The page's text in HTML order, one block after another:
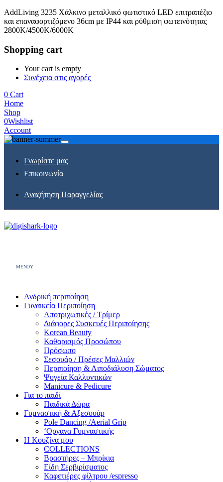
AddLiving 3235 Χάλκινο μεταλλικό φωτιστικό LED επιτραπέζιο
και επαναφορτιζόμενο 36cm με IP44 και ρύθμιση φωτεινότητας
2800Κ/4500Κ/6000Κ
Shopping cart
Your cart is empty
Συνέχεια στις αγορές
0 Cart
Home
Shop
0Wishlist
Account
Γνωρίστε μας
Επικοινωνία
Αναζήτηση Παραγγελίας
MENOY
Ανδρική περιποίηση
Γυναικεία Περιποίηση
Αποτριχωτικές / Τρίμερ
Διάφορες Συσκευές Περιποίησης
Korean Beauty
Καθαρισμός Προσώπου
Πρόσωπο
Σεσουάρ / Πρέσες Μαλλιών
Περιποίηση & Λιποδιάλυση Σώματος
Ψυγεία Καλλυντικών
Manicure & Pedicure
Για το παιδί
Παιδικά Δώρα
Γυμναστική & Αξεσουάρ
Pole Dancing /Aerial Grip
‘Οργανα Γυμναστικής
Η Κουζίνα μου
COLLECTIONS
Βραστήρες – Μπρίκια
Είδη Σερβιρίσματος
Καφετιέρες φίλτρου /espresso